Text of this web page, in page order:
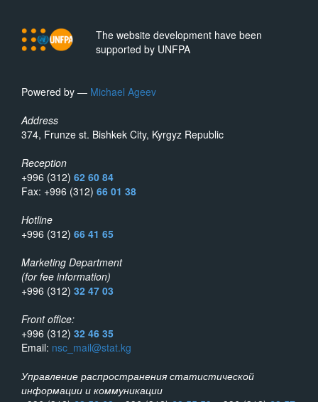
The website development have been
supported by UNFPA
Powered by — Michael Ageev
Address
374, Frunze st. Bishkek City, Kyrgyz Republic
Reception
+996 (312) 62 60 84
Fax: +996 (312) 66 01 38
Hotline
+996 (312) 66 41 65
Marketing Department
(for fee information)
+996 (312) 32 47 03
Front office:
+996 (312) 32 46 35
Email: nsc_mail@stat.kg
Управление распространения статистической
информации и коммуникации